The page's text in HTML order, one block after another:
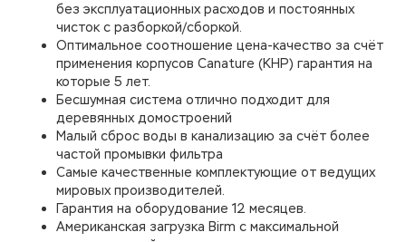
без эксплуатационных расходов и постоянных
чисток с разборкой/сборкой.
Оптимальное соотношение цена-качество за счёт
применения корпусов Canature (КНР) гарантия на
которые 5 лет.
Бесшумная система отлично подходит для
деревянных домостроений
Малый сброс воды в канализацию за счёт более
частой промывки фильтра
Самые качественные комплектующие от ведущих
мировых производителей.
Гарантия на оборудование 12 месяцев.
Американская загрузка Birm с максимальной